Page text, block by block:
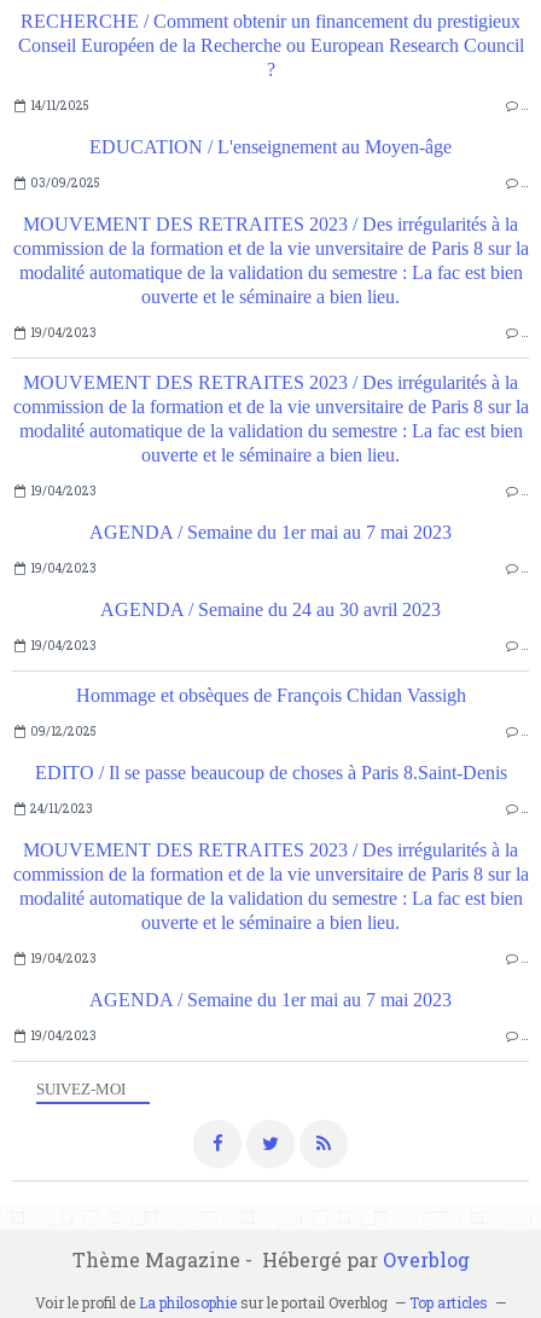
SUIVEZ-MOI
RECHERCHE / Comment obtenir un financement du prestigieux
Conseil Européen de la Recherche ou European Research Council
?
14/11/2025 …
EDUCATION / L'enseignement au Moyen-âge
03/09/2025 …
MOUVEMENT DES RETRAITES 2023 / Des irrégularités à la
commission de la formation et de la vie unversitaire de Paris 8 sur la
modalité automatique de la validation du semestre : La fac est bien
ouverte et le séminaire a bien lieu.
19/04/2023 …
MOUVEMENT DES RETRAITES 2023 / Des irrégularités à la
commission de la formation et de la vie unversitaire de Paris 8 sur la
modalité automatique de la validation du semestre : La fac est bien
ouverte et le séminaire a bien lieu.
19/04/2023 …
AGENDA / Semaine du 1er mai au 7 mai 2023
19/04/2023 …
AGENDA / Semaine du 24 au 30 avril 2023
19/04/2023 …
Hommage et obsèques de François Chidan Vassigh
09/12/2025 …
EDITO / Il se passe beaucoup de choses à Paris 8.Saint-Denis
24/11/2023 …
MOUVEMENT DES RETRAITES 2023 / Des irrégularités à la
commission de la formation et de la vie unversitaire de Paris 8 sur la
modalité automatique de la validation du semestre : La fac est bien
ouverte et le séminaire a bien lieu.
19/04/2023 …
AGENDA / Semaine du 1er mai au 7 mai 2023
19/04/2023 …
Thème Magazine - Hébergé par Overblog
Voir le profil de La philosophiesur le portail Overblog
Top articles